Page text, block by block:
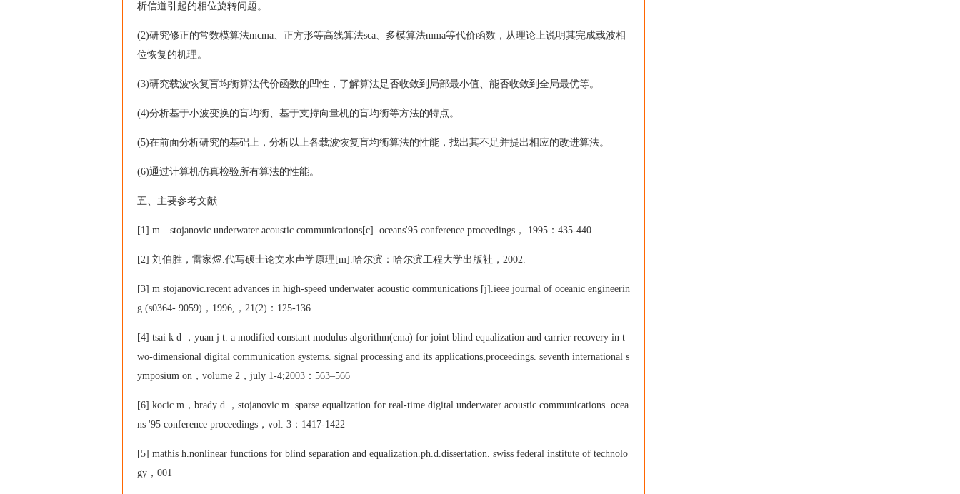
析信道引起的相位旋转问题。
(2)研究修正的常数模算法mcma、正方形等高线算法sca、多模算法mma等代价函数，从理论上说明其完成载波相
位恢复的机理。
(3)研究载波恢复盲均衡算法代价函数的凹性，了解算法是否收敛到局部最小值、能否收敛到全局最优等。
(4)分析基于小波变换的盲均衡、基于支持向量机的盲均衡等方法的特点。
(5)在前面分析研究的基础上，分析以上各载波恢复盲均衡算法的性能，找出其不足并提出相应的改进算法。
(6)通过计算机仿真检验所有算法的性能。
五、主要参考文献
[1] m stojanovic.underwater acoustic communications[c]. oceans'95 conference proceedings， 1995：435-440.
[2] 刘伯胜，雷家煜.代写硕士论文水声学原理[m].哈尔滨：哈尔滨工程大学出版社，2002.
[3] m stojanovic.recent advances in high-speed underwater acoustic communications [j].ieee journal of oceanic engineerin
g (s0364- 9059)，1996,，21(2)：125-136.
[4] tsai k d ，yuan j t. a modified constant modulus algorithm(cma) for joint blind equalization and carrier recovery in t
wo-dimensional digital communication systems. signal processing and its applications,proceedings. seventh international s
ymposium on，volume 2，july 1-4;2003：563–566
[6] kocic m，brady d ，stojanovic m. sparse equalization for real-time digital underwater acoustic communications. ocea
ns '95 conference proceedings，vol. 3：1417-1422
[5] mathis h.nonlinear functions for blind separation and equalization.ph.d.dissertation. swiss federal institute of technolo
gy，001